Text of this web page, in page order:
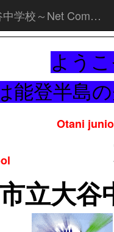
珠洲市立大谷中学校～Net Commons～
ようこ
能登半島
Otani
立大谷